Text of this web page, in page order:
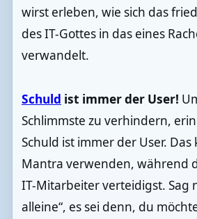
wirst erleben, wie sich das
des IT-Gottes in das eines
verwandelt.
Schuld ist immer der User!
Schlimmste zu verhindern,
Schuld ist immer der User. Das
Mantra verwenden, während
IT-Mitarbeiter verteidigst. Sag
alleine“, es sei denn, du